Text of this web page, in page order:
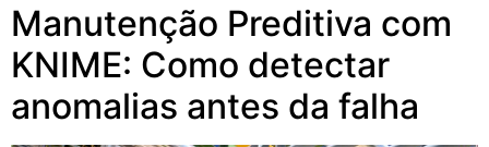
Manutenção Preditiva com
KNIME: Como detectar
anomalias antes da falha